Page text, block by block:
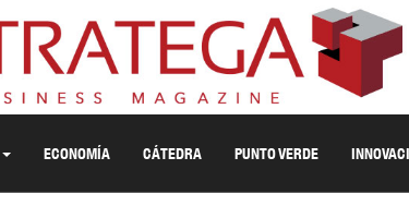
ECONOMÍA CÁTEDRA PUNTO VERDE